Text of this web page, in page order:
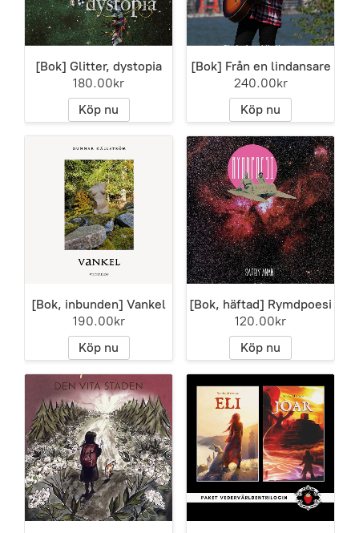
[Bok] Glitter, dystopia
180.00kr
Köp nu
[Bok] Från en lindansare
240.00kr
Köp nu
[Bok, inbunden] Vankel
190.00kr
Köp nu
[Bok, häftad] Rymdpoesi
120.00kr
Köp nu